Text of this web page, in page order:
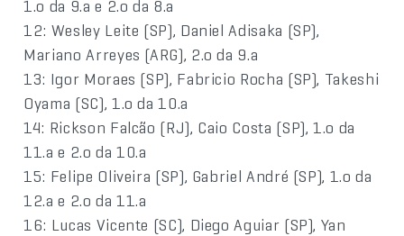
1.o da 9.a e 2.o da 8.a
12: Wesley Leite (SP), Daniel Adisaka (SP),
Mariano Arreyes (ARG), 2.o da 9.a
13: Igor Moraes (SP), Fabricio Rocha (SP), Takeshi
Oyama (SC), 1.o da 10.a
14: Rickson Falcão (RJ), Caio Costa (SP), 1.o da
11.a e 2.o da 10.a
15: Felipe Oliveira (SP), Gabriel André (SP), 1.o da
12.a e 2.o da 11.a
16: Lucas Vicente (SC), Diego Aguiar (SP), Yan